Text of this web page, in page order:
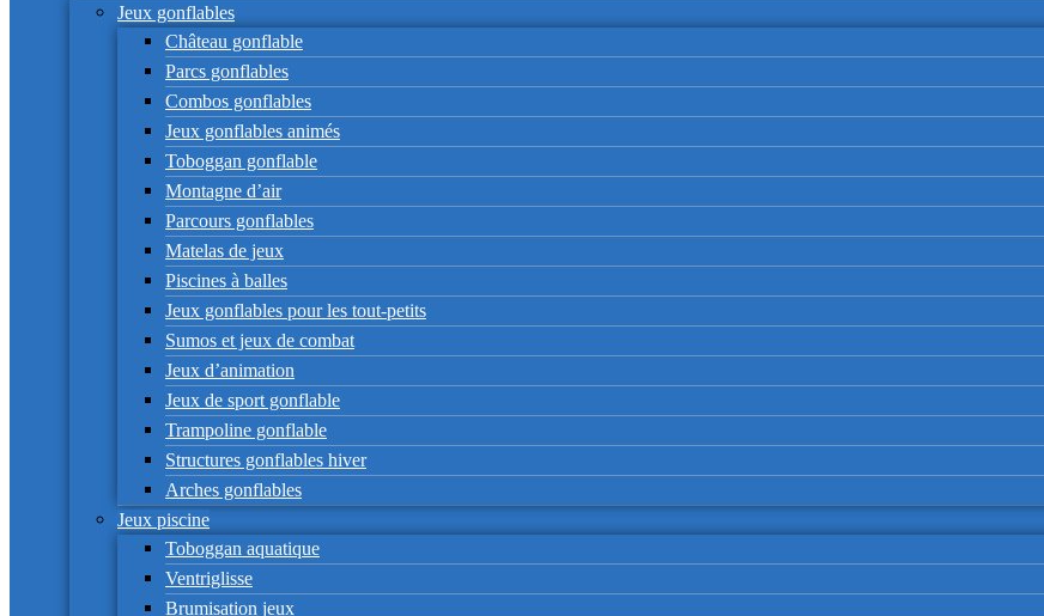
Jeux gonflables
Château gonflable
Parcs gonflables
Combos gonflables
Jeux gonflables animés
Toboggan gonflable
Montagne d’air
Parcours gonflables
Matelas de jeux
Piscines à balles
Jeux gonflables pour les tout-petits
Sumos et jeux de combat
Jeux d’animation
Jeux de sport gonflable
Trampoline gonflable
Structures gonflables hiver
Arches gonflables
Jeux piscine
Toboggan aquatique
Ventriglisse
Brumisation jeux